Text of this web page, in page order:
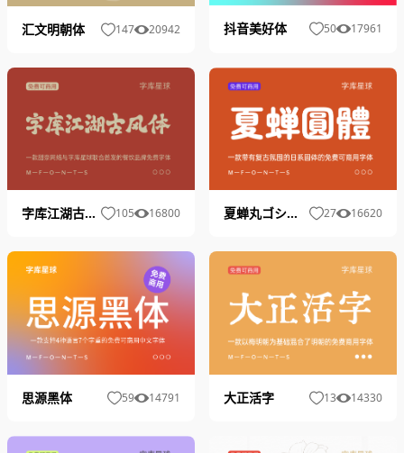
汇文明朝体 147 20942 抖音美好体 50 17961
字库江湖古风体 105 16800 夏蝉丸ゴシック 27 16620
思源黑体 59 14791 大正活字 13 14330